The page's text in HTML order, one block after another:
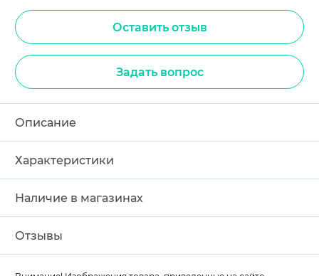
Оставить отзыв
Задать вопрос
Описание
Характеристики
Наличие в магазинах
Отзывы